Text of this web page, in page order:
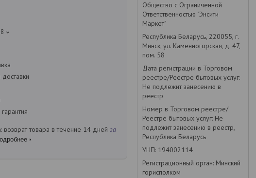
возврат товара в течение 14 дней за
Общество с Ограниченной
Ответственностью "Энсити
Маркет"
Республика Беларусь, 220055, г.
Минск, ул. Каменногорская, д. 47,
пом. 58
Дата регистрации в Торговом
реестре/Реестре бытовых услуг:
Не подлежит занесению в
реестр
Номер в Торговом реестре/
Реестре бытовых услуг: Не
подлежит занесению в реестр,
Республика Беларусь
УНП: 194002114
Регистрационный орган: Минский
горисполком